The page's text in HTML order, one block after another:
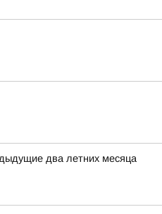
два летних месяца